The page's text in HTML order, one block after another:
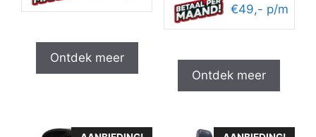
Ontdek meer
€49,- p/m
Ontdek meer